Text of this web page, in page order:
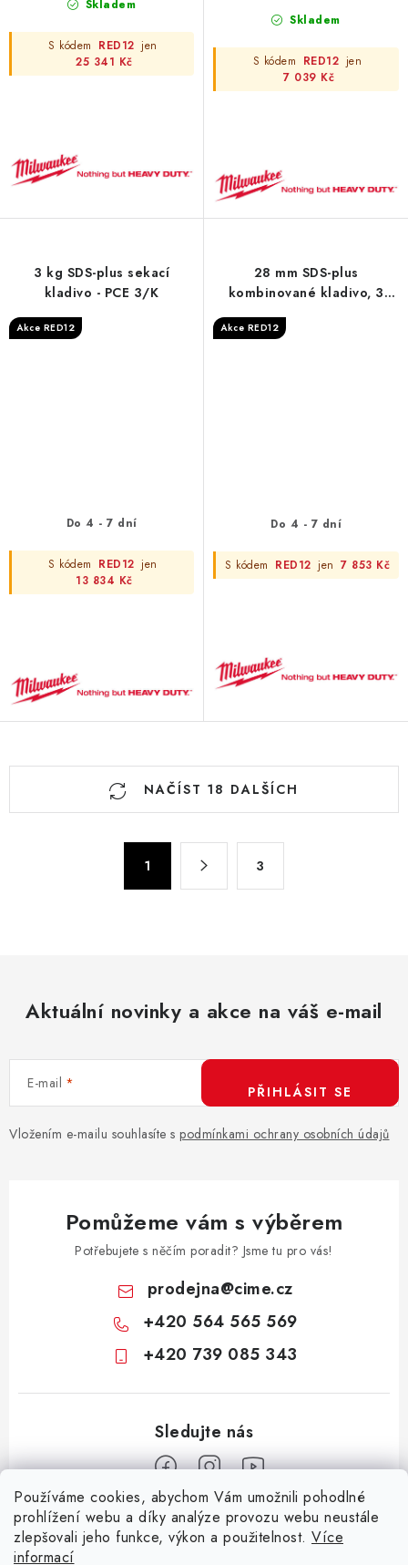
Používáme cookies, abychom Vám umožnili pohodlné
prohlížení webu a díky analýze provozu webu neustále
zlepšovali jeho funkce, výkon a použitelnost. Více
informací
Skladem
S kódem RED12 jen
25 341 Kč
Skladem
S kódem RED12 jen
7 039 Kč
3 kg SDS-plus sekací
kladivo - PCE 3/K
Akce RED12
Do 4 - 7 dní
S kódem RED12 jen
13 834 Kč
28 mm SDS-plus
kombinované kladivo, 3
Akce RED12
Do 4 - 7 dní
S kódem RED12 jen 7 853 Kč
O
y
ý
p
NAČÍST 18 DALŠÍCH
1 3
Aktuální novinky a akce na váš e-mail
E-mail
Vložením e-mailu souhlasíte s podmínkami ochrany osobních údajů
PŘIHLÁSIT SE
Pomůžeme vám s výběrem
Potřebujete s něčím poradit? Jsme tu pro vás!
prodejna@cime.cz
+420 564 565 569
+420 739 085 343
Informace pro vás